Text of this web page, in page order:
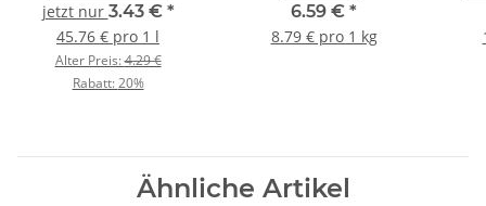
jetzt nur 3.43 € *
45.76 € pro 1 l
Alter Preis:4.29 €
Rabatt:20%
6.59 € *
8.79 € pro 1 kg
Ähnliche Artikel